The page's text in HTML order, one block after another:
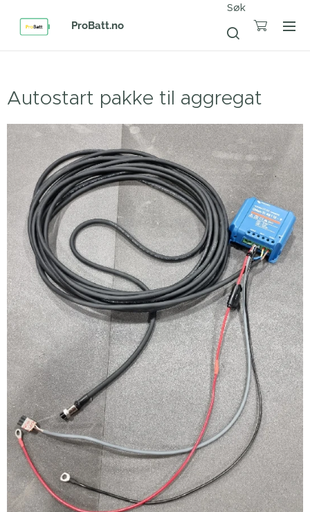
ProBatt.no
Søk
Autostart pakke til aggregat